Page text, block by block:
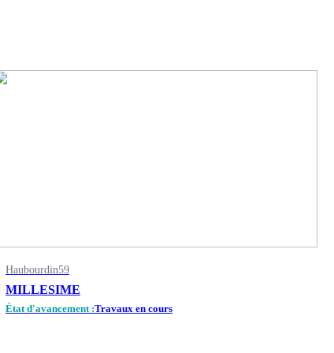
Haubourdin59
MILLESIME
État d'avancement :Travaux en cours